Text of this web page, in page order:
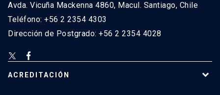
Avda. Vicuña Mackenna 4860, Macul. Santiago, Chile
Teléfono: +56 2 2354 4303
Dirección de Postgrado: +56 2 2354 4028
ACREDITACIÓN